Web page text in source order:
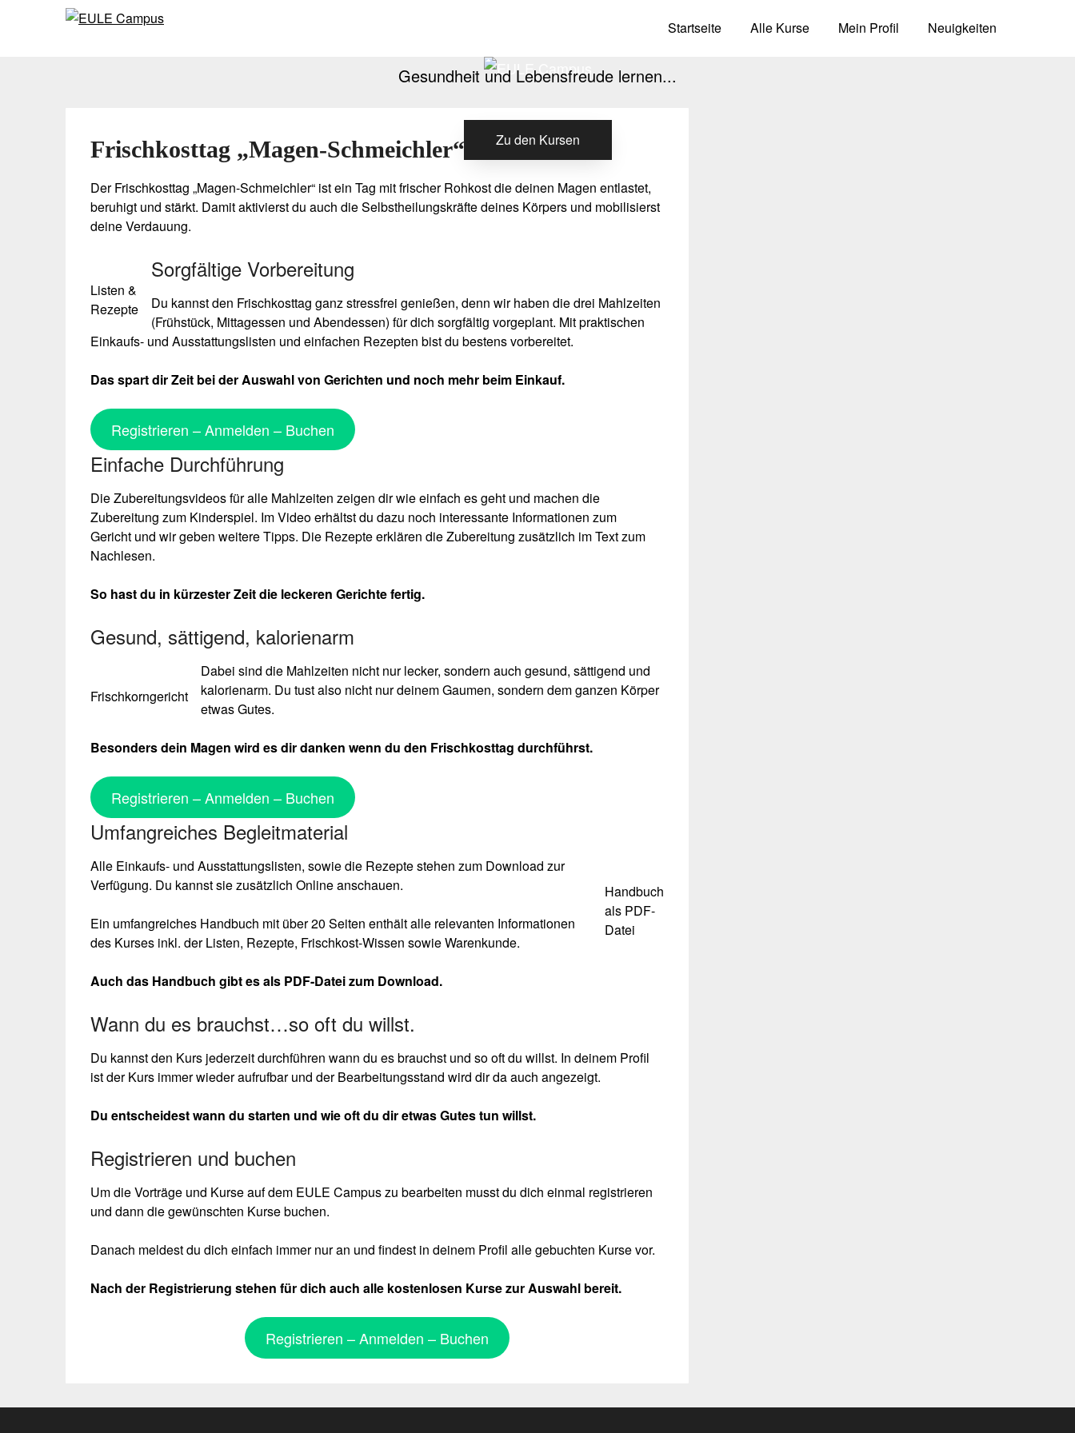
Startseite Alle Kurse Mein Profil Neuigkeiten
Gesundheit und Lebensfreude lernen...
Zu den Kursen
Frischkosttag „Magen-Schmeichler“
Der Frischkosttag „Magen-Schmeichler“ ist ein Tag mit frischer Rohkost die deinen Magen entlastet,
beruhigt und stärkt. Damit aktivierst du auch die Selbstheilungskräfte deines Körpers und mobilisierst
deine Verdauung.
Listen &
Rezepte
Sorgfältige Vorbereitung
Du kannst den Frischkosttag ganz stressfrei genießen, denn wir haben die drei Mahlzeiten
(Frühstück, Mittagessen und Abendessen) für dich sorgfältig vorgeplant. Mit praktischen
Einkaufs- und Ausstattungslisten und einfachen Rezepten bist du bestens vorbereitet.
Das spart dir Zeit bei der Auswahl von Gerichten und noch mehr beim Einkauf.
Registrieren – Anmelden – Buchen
Einfache Durchführung
Die Zubereitungsvideos für alle Mahlzeiten zeigen dir wie einfach es geht und machen die
Zubereitung zum Kinderspiel. Im Video erhältst du dazu noch interessante Informationen zum
Gericht und wir geben weitere Tipps. Die Rezepte erklären die Zubereitung zusätzlich im Text zum
Nachlesen.
So hast du in kürzester Zeit die leckeren Gerichte fertig.
Gesund, sättigend, kalorienarm
Frischkorngericht
Dabei sind die Mahlzeiten nicht nur lecker, sondern auch gesund, sättigend und
kalorienarm. Du tust also nicht nur deinem Gaumen, sondern dem ganzen Körper
etwas Gutes.
Besonders dein Magen wird es dir danken wenn du den Frischkosttag durchführst.
Registrieren – Anmelden – Buchen
Umfangreiches Begleitmaterial
Handbuch
als PDF-
Datei
Alle Einkaufs- und Ausstattungslisten, sowie die Rezepte stehen zum Download zur
Verfügung. Du kannst sie zusätzlich Online anschauen.
Ein umfangreiches Handbuch mit über 20 Seiten enthält alle relevanten Informationen
des Kurses inkl. der Listen, Rezepte, Frischkost-Wissen sowie Warenkunde.
Auch das Handbuch gibt es als PDF-Datei zum Download.
Wann du es brauchst…so oft du willst.
Du kannst den Kurs jederzeit durchführen wann du es brauchst und so oft du willst. In deinem Profil
ist der Kurs immer wieder aufrufbar und der Bearbeitungsstand wird dir da auch angezeigt.
Du entscheidest wann du starten und wie oft du dir etwas Gutes tun willst.
Registrieren und buchen
Um die Vorträge und Kurse auf dem EULE Campus zu bearbeiten musst du dich einmal registrieren
und dann die gewünschten Kurse buchen.
Danach meldest du dich einfach immer nur an und findest in deinem Profil alle gebuchten Kurse vor.
Nach der Registrierung stehen für dich auch alle kostenlosen Kurse zur Auswahl bereit.
Registrieren – Anmelden – Buchen